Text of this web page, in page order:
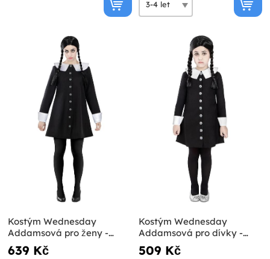
Kostým Wednesday
Addamsová pro ženy -
Addamsova rodina
639 Kč
Kostým Wednesday
Addamsová pro dívky -
Addamsova rodina
509 Kč